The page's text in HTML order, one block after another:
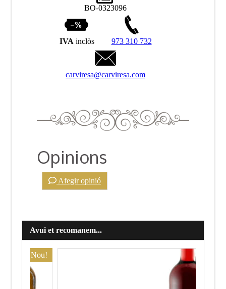
BO-0323096
IVA inclòs 973 310 732
carviresa@carviresa.com
Opinions
Afegir opinió
Avui et recomanem...